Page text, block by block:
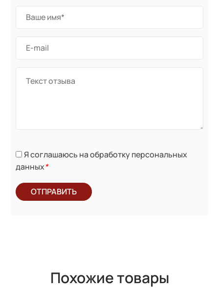
Я соглашаюсь на обработку персональных
данных*
ОТПРАВИТЬ
Похожие товары